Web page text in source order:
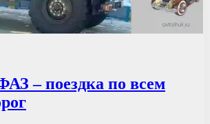
– поездка по всем